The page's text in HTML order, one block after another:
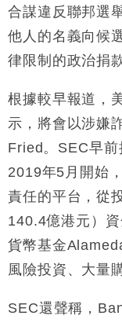
合謀違反聯邦選
他人的名義向候
律限制的政治捐款
根據較早報道，
示，將會以涉嫌
Fried。SEC早
2019年5月開始
責任的平台，從
140.4億港元）
貨幣基金
風險投資、大量
SEC還聲稱，